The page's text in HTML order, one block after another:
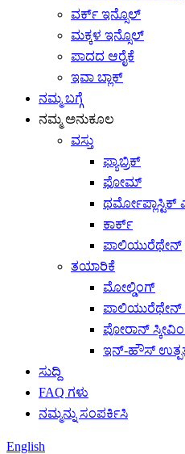
ವರ್ಕ್ ಇನ್ಸೊಲ್
ಮಕ್ಕಳ ಇನ್ಸೊಲ್
ಪಾದದ ಆರೈಕೆ
ಇವಾ ಬ್ಲಾಕ್
ನಮ್ಮ ಬಗ್ಗೆ
ನಮ್ಮ ಅನುಕೂಲ
ವಸ್ತು
ಫ್ಯಾಬ್ರಿಕ್
ಫೋಮ್
ಥರ್ಮೋಪ್ಲಾಸ್ಟಿಕ್
ಕಾರ್ಕ್
ಪಾಲಿಯುರೆಥೇನ್
ತಯಾರಿಕೆ
ಮೋಲ್ಡಿಂಗ್
ಪಾಲಿಯುರೆಥೇನ್
ಪೋರಾನ್
ಇನ್-ಹೌಸ್
ಸುದ್ದಿ
FAQ ಗಳು
ನಮ್ಮನ್ನು ಸಂಪರ್ಕಿಸಿ
English